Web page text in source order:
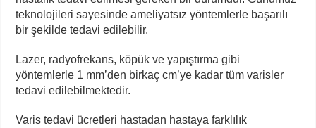
teknolojileri sayesinde ameliyatsız yöntemlerle başarılı
bir şekilde tedavi edilebilir.
Lazer, radyofrekans, köpük ve yapıştırma gibi
yöntemlerle 1 mm’den birkaç cm’ye kadar tüm varisler
tedavi edilebilmektedir.
Varis tedavi ücretleri hastadan hastaya farklılık